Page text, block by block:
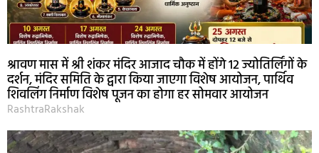
श्रावण मास में श्री शंकर मंदिर आजाद चौक में होंगे 12 ज्योतिर्लिंगों के
दर्शन, मंदिर समिति के द्वारा किया जाएगा विशेष आयोजन, पार्थिव
शिवलिंग निर्माण विशेष पूजन का होगा हर सोमवार आयोजन
RashtraRakshak